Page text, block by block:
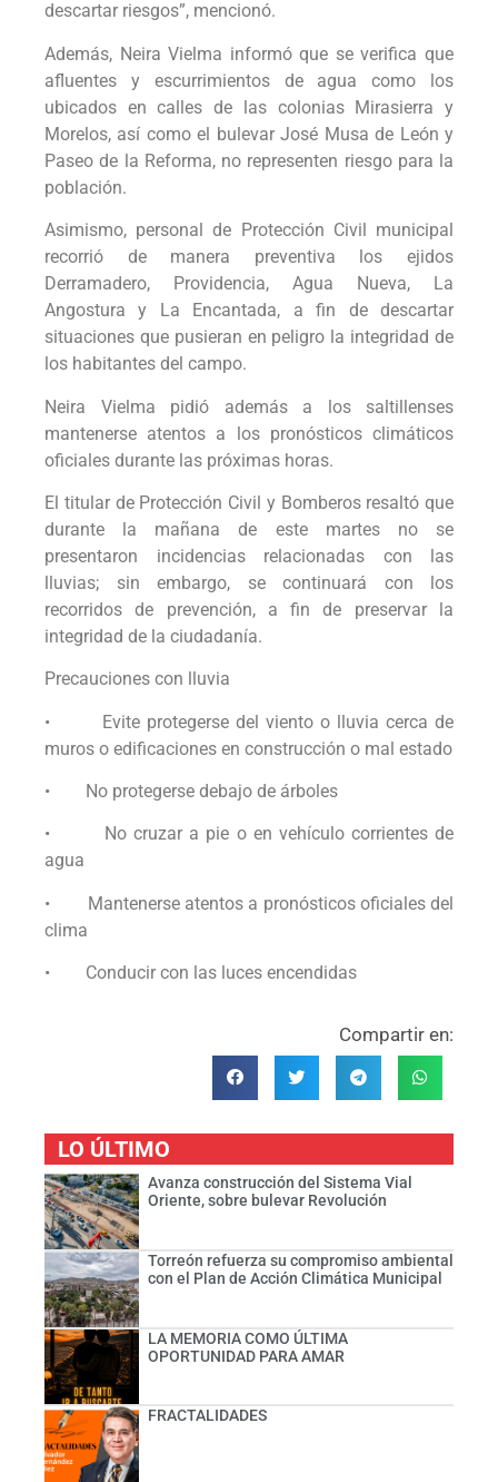
descartar riesgos”, mencionó.
Además, Neira Vielma informó que se verifica que
afluentes y escurrimientos de agua como los
ubicados en calles de las colonias Mirasierra y
Morelos, así como el bulevar José Musa de León y
Paseo de la Reforma, no representen riesgo para la
población.
Asimismo, personal de Protección Civil municipal
recorrió de manera preventiva los ejidos
Derramadero, Providencia, Agua Nueva, La
Angostura y La Encantada, a fin de descartar
situaciones que pusieran en peligro la integridad de
los habitantes del campo.
Neira Vielma pidió además a los saltillenses
mantenerse atentos a los pronósticos climáticos
oficiales durante las próximas horas.
El titular de Protección Civil y Bomberos resaltó que
durante la mañana de este martes no se
presentaron incidencias relacionadas con las
lluvias; sin embargo, se continuará con los
recorridos de prevención, a fin de preservar la
integridad de la ciudadanía.
Precauciones con lluvia
• Evite protegerse del viento o lluvia cerca de
muros o edificaciones en construcción o mal estado
• No protegerse debajo de árboles
• No cruzar a pie o en vehículo corrientes de
agua
• Mantenerse atentos a pronósticos oficiales del
clima
• Conducir con las luces encendidas
Compartir en:
LO ÚLTIMO
Avanza construcción del Sistema Vial
Oriente, sobre bulevar Revolución
Torreón refuerza su compromiso ambiental
con el Plan de Acción Climática Municipal
LA MEMORIA COMO ÚLTIMA
OPORTUNIDAD PARA AMAR
FRACTALIDADES